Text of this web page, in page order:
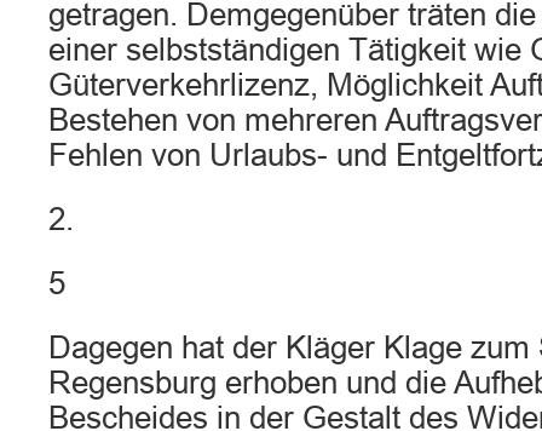
getragen. Demgegenüber träten
einer selbstständigen Tätigkeit wie
Güterverkehrlizenz, Möglichkeit
Bestehen von mehreren
Fehlen von Urlaubs- und
2.
5
Dagegen hat der Kläger Klage
Regensburg erhoben und die
Bescheides in der Gestalt des